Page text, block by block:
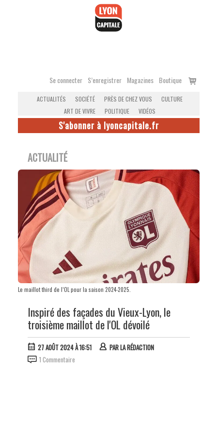
Se connecter S’enregistrer Magazines Boutique
Voir
ACTUALITÉS SOCIÉTÉ PRÈS DE CHEZ VOUS
CULTURE
ART DE VIVRE
POLITIQUE VIDÉOS
S'abonner à lyoncapitale.fr
ACTUALITÉ
Le maillot third de l’OL pour la saison 2024-2025.
Inspiré des façades du Vieux-Lyon, le
troisième maillot de l'OL dévoilé
27 AOÛT 2024 À 16:51 PARLA RÉDACTION
1 Commentaire